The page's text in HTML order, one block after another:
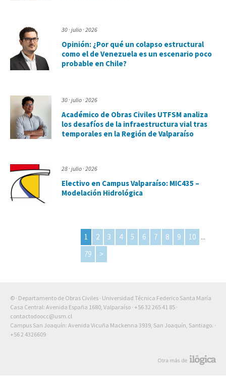
30 · julio · 2026
Opinión: ¿Por qué un colapso estructural
como el de Venezuela es un escenario poco
probable en Chile?
30 · julio · 2026
Académico de Obras Civiles UTFSM analiza
los desafíos de la infraestructura vial tras
temporales en la Región de Valparaíso
28 · julio · 2026
Electivo en Campus Valparaíso: MIC435 –
Modelación Hidrológica
1 2 3 4 5 6 7 8 9 10 ...
79
>
© · Departamento de Obras Civiles · Universidad Técnica Federico Santa María
Casa Central: Avenida España 1680, Valparaíso · +56 32 265 41 85 ·
contactodoocc@usm.cl
Campus San Joaquín: Avenida Vicuña Mackenna 3939, San Joaquín, Santiago. ·
+56 2 4326609